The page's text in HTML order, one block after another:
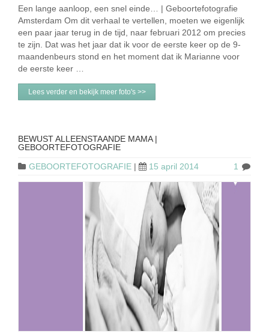
Een lange aanloop, een snel einde… | Geboortefotografie
Amsterdam Om dit verhaal te vertellen, moeten we eigenlijk
een paar jaar terug in de tijd, naar februari 2012 om precies
te zijn. Dat was het jaar dat ik voor de eerste keer op de 9-
maandenbeurs stond en het moment dat ik Marianne voor
de eerste keer …
Lees verder en bekijk meer foto's >>
BEWUST ALLEENSTAANDE MAMA |
GEBOORTEFOTOGRAFIE
GEBOORTEFOTOGRAFIE | 15 april 2014 1